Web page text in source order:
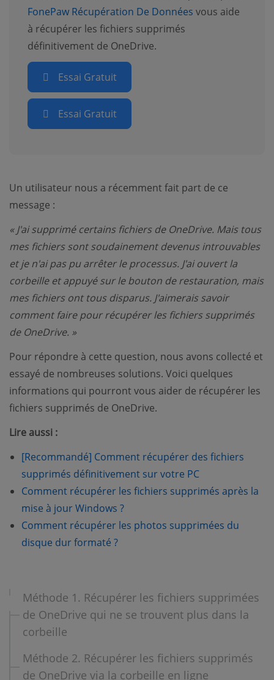
FonePaw Récupération De Données vous aide
à récupérer les fichiers supprimés
définitivement de OneDrive.
Essai Gratuit
Essai Gratuit
Un utilisateur nous a récemment fait part de ce
message :
« J'ai supprimé certains fichiers de OneDrive. Mais tous
mes fichiers sont soudainement devenus introuvables
et je n'ai pas pu arrêter le processus. J'ai ouvert la
corbeille et appuyé sur le bouton de restauration, mais
mes fichiers ont tous disparus. J'aimerais savoir
comment faire pour récupérer les fichiers supprimés
de OneDrive. »
Pour répondre à cette question, nous avons collecté et
essayé de nombreuses solutions. Voici quelques
informations qui pourront vous aider de récupérer les
fichiers supprimés de OneDrive.
Lire aussi :
[Recommandé] Comment récupérer des fichiers
supprimés définitivement sur votre PC
Comment récupérer les fichiers supprimés après la
mise à jour Windows ?
Comment récupérer les photos supprimées du
disque dur formaté ?
Méthode 1. Récupérer les fichiers supprimées
de OneDrive qui ne se trouvent plus dans la
corbeille
Méthode 2. Récupérer les fichiers supprimés
de OneDrive via la corbeille en ligne